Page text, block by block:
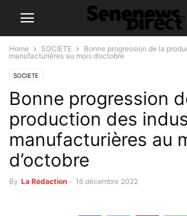
Home SOCIETE
Bonne progression de la
manufacturières au mois d’octobre
SOCIETE
Bonne progression
production des
manufacturières au
d’octobre
By La Rédaction - 16 décembre 2022